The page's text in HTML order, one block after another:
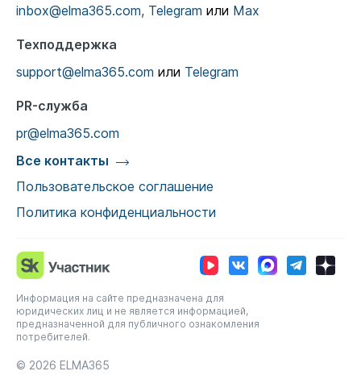
inbox@elma365.com, Telegram или Max
Техподдержка
support@elma365.com или Telegram
PR-служба
pr@elma365.com
Все контакты
Пользовательское соглашение
Политика конфиденциальности
Информация на сайте предназначена для
юридических лиц и не является информацией,
предназначенной для публичного ознакомления
потребителей.
© 2026 ELMA365